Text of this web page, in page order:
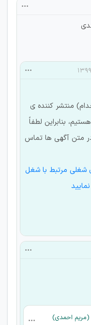
منتشر کننده ی
بنابراین لطفاً
متن آگهی ها تماس
مرتبط با شغل